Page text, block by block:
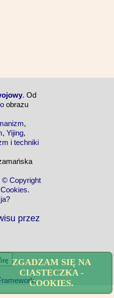
ZGADZAM SIĘ NA
CIASTECZKA -
COOKIES.
. Od
obrazu
,
, Yijing,
i techniki
© Copyright
Cookies.
przez
.